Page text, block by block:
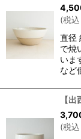
(税込
直径
で焼
いま
など
【
(税込